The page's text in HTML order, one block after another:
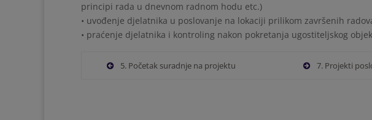
principi rada u dnevnom radnom hodu etc.)
• uvođenje djelatnika u poslovanje na lokaciji prilikom završenih
• praćenje djelatnika i kontroling nakon pokretanja ugostiteljskog
5. Početak suradnje na projektu 7. Projekti